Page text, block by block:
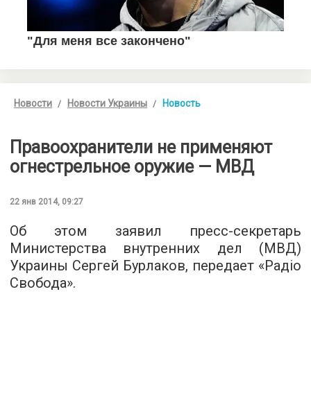
Новости Новости Украины Новость
Правоохранители не применяют
огнестрельное оружие — МВД
22 янв 2014, 09:27
Об этом заявил пресс-секретарь
Министерства внутренних дел (МВД)
Украины Сергей Бурлаков, передает «Радіо
Свобода».